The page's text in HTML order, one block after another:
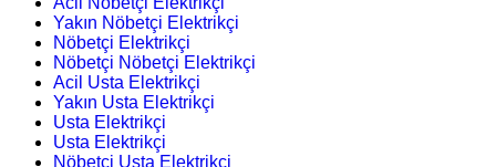
Yakın Nöbetçi Elektrikçi
Nöbetçi Elektrikçi
Nöbetçi Nöbetçi Elektrikçi
Acil Usta Elektrikçi
Yakın Usta Elektrikçi
Usta Elektrikçi
Usta Elektrikçi
Nöbetçi Usta Elektrikçi